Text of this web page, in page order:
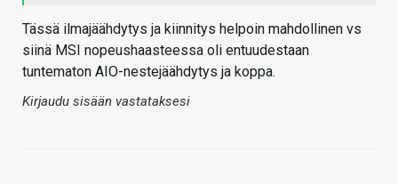
Tässä ilmajäähdytys ja kiinnitys helpoin mahdollinen vs
siinä MSI nopeushaasteessa oli entuudestaan
tuntematon AIO-nestejäähdytys ja koppa.
Kirjaudu sisään vastataksesi